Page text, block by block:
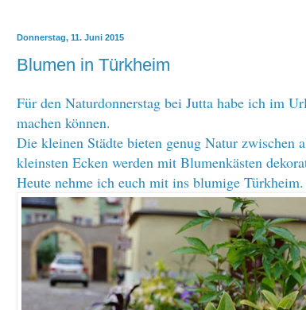
Donnerstag, 11. Juni 2015
Blumen in Türkheim
Für den Naturdonnerstag bei Jutta habe ich im
machen können.
Die kleinen Städte bieten genug Natur zwischen
kleinsten Ecken werden mit Blumenkästen
Heute nehme ich euch mit ins blumige Türkheim.